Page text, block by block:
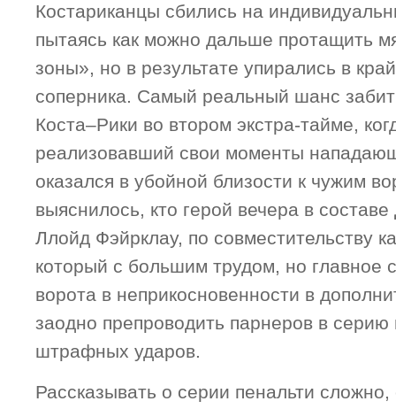
Костариканцы сбились на
пытаясь как можно дальше протащить
зоны», но в результате упирались в
соперника. Самый реальный шанс
Коста–Рики во втором экстра-тайме,
реализовавший свои моменты
оказался в убойной близости к чужим
выяснилось, кто герой вечера в
Ллойд Фэйрклау, по совместительству
который с большим трудом, но главное
ворота в неприкосновенности в
заодно препроводить парнеров в
штрафных ударов.
Рассказывать о серии пенальти сложно,